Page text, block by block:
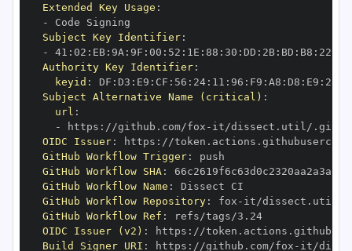
Extended Key Usage :
-
Subject Key Identifier:
-
41 : 02 : EB: 9A : 9F : 00 : 52 : 1E : 88 : 30 : DD : 2B: BD : B8 : 22
Authority Key Identifier:
keyid : DF : D3 : E9 : CF : 56 : 24: 11 : 96 : F9 : A8 : D8 : E9 : 28
Subject Alternative Name (critical) :
url :
-
https : //github.com/fox - it/dissect.util/
OIDC Issuer: https :
GitHub Workflow Trigger:
GitHub Workflow SHA:
GitHub Workflow Name :
GitHub Workflow Repository: fox -
GitHub Workflow Ref :
refs/tags/3.24
OIDC Issuer (v2) : https :
Build Signer URI : https : //github.com/fox - it/